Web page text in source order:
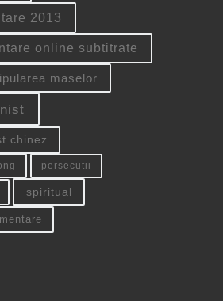
2013
online subtitrate
maselor
chinez
persecutii
spiritual